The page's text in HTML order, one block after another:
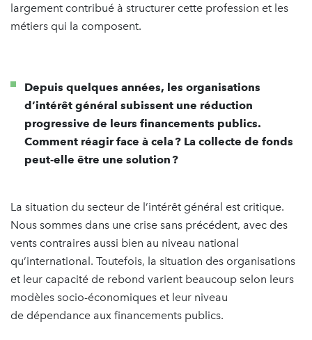
largement contribué à structurer cette profession et les
métiers qui la composent.
Depuis quelques années, les organisations
d’intérêt général subissent une réduction
progressive de leurs financements publics.
Comment réagir face à cela ? La collecte de fonds
peut-elle être une solution ?
La situation du secteur de l’intérêt général est critique.
Nous sommes dans une crise sans précédent, avec des
vents contraires aussi bien au niveau national
qu’international. Toutefois, la situation des organisations
et leur capacité de rebond varient beaucoup selon leurs
modèles socio-économiques et leur niveau
de dépendance aux financements publics.